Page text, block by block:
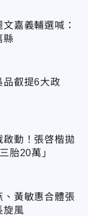
嘉義輔選喊：
縣
叡提6大政
啟動！張啓楷拋
胎20萬」
、黃敏惠合體張
旋風